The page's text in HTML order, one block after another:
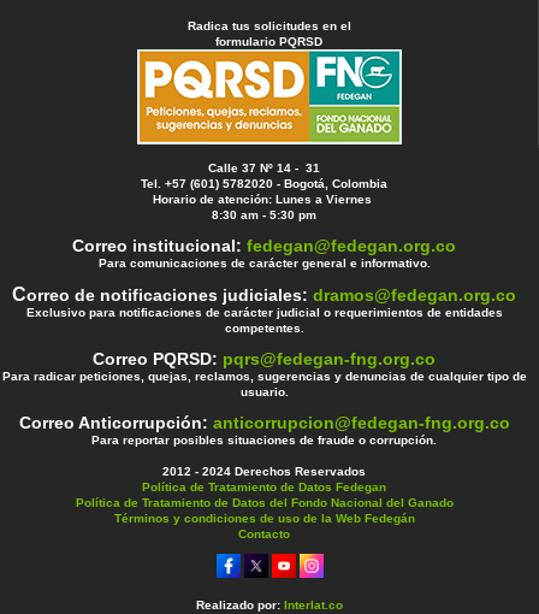
Radica tus solicitudes en el
formulario PQRSD
Calle 37 Nº 14 - 31
Tel. +57 (601) 5782020 - Bogotá, Colombia
Horario de atención: Lunes a Viernes
8:30 am - 5:30 pm
Correo institucional:fedegan@fedegan.org.co
Para comunicaciones de carácter general e informativo.
Correo de notificaciones judiciales:dramos@fedegan.org.co
Exclusivo para notificaciones de carácter judicial o requerimientos de entidades
competentes.
Correo PQRSD: pqrs@fedegan-fng.org.co
Para radicar peticiones, quejas, reclamos, sugerencias y denuncias de cualquier tipo de
usuario.
Correo Anticorrupción: anticorrupcion@fedegan-fng.org.co
Para reportar posibles situaciones de fraude o corrupción.
2012 - 2024 Derechos Reservados
Política de Tratamiento de Datos Fedegan
Política de Tratamiento de Datos del Fondo Nacional del Ganado
Términos y condiciones de uso de la Web Fedegán
Contacto
Realizado por: Interlat.co